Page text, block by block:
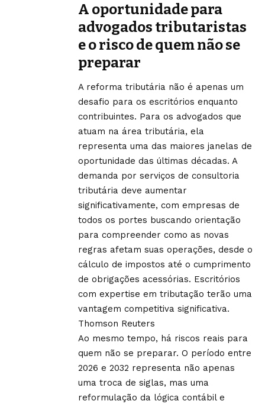
A oportunidade para
advogados tributaristas
e o risco de quem não se
preparar
A reforma tributária não é apenas um
desafio para os escritórios enquanto
contribuintes. Para os advogados que
atuam na área tributária, ela
representa uma das maiores janelas de
oportunidade das últimas décadas. A
demanda por serviços de consultoria
tributária deve aumentar
significativamente, com empresas de
todos os portes buscando orientação
para compreender como as novas
regras afetam suas operações, desde o
cálculo de impostos até o cumprimento
de obrigações acessórias. Escritórios
com expertise em tributação terão uma
vantagem competitiva significativa.
Thomson Reuters
Ao mesmo tempo, há riscos reais para
quem não se preparar. O período entre
2026 e 2032 representa não apenas
uma troca de siglas, mas uma
reformulação da lógica contábil e